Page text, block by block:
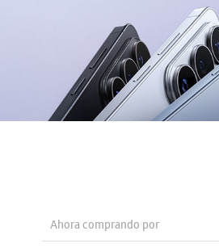
Ahora comprando por